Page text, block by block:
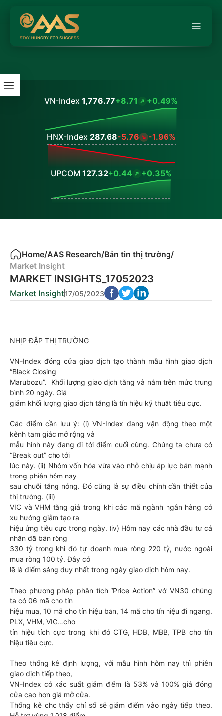
VN-Index 1,776.77+8.71 +0.49%
HNX-Index 287.68-5.76 -1.96%
UPCOM 127.32+0.44 +0.35%
Home/AAS Research/Bản tin thị trường/
Market Insight
MARKET INSIGHTS_17052023
Market Insight17/05/2023
NHỊP ĐẬP THỊ TRƯỜNG
VN-Index đóng cửa giao dịch tạo thành mẫu hình giao dịch
“Black Closing
Marubozu”. Khối lượng giao dịch tăng và nằm trên mức trung
bình 20 ngày. Giá
giảm khối lượng giao dịch tăng là tín hiệu kỹ thuật tiêu cực.
Các điểm cần lưu ý: (i) VN-Index đang vận động theo một
kênh tam giác mở rộng và
mẫu hình này đang đi tới điểm cuối cùng. Chúng ta chưa có
“Break out” cho tới
lúc này. (ii) Nhóm vốn hóa vừa vào nhỏ chịu áp lực bán mạnh
trong phiên hôm nay
sau chuỗi tăng nóng. Đó cũng là sự điều chỉnh cần thiết của
thị trường. (iii)
VIC và VHM tăng giá trong khi các mã ngành ngân hàng có
xu hướng giảm tạo ra
hiệu ứng tiêu cực trong ngày. (iv) Hôm nay các nhà đầu tư cá
nhân đã bán ròng
330 tỷ trong khi đó tự doanh mua ròng 220 tỷ, nước ngoài
mua ròng 100 tỷ. Đây có
lẽ là điểm sáng duy nhất trong ngày giao dịch hôm nay.
Theo phương pháp phân tích “Price Action” với VN30 chúng
ta có 06 mã cho tín
hiệu mua, 10 mã cho tín hiệu bán, 14 mã cho tín hiệu đi ngang.
PLX, VHM, VIC…cho
tín hiệu tích cực trong khi đó CTG, HDB, MBB, TPB cho tín
hiệu tiêu cực.
Theo thống kê định lượng, với mẫu hình hôm nay thì phiên
giao dịch tiếp theo,
VN-Index có xác suất giảm điểm là 53% và 100% giá đóng
cửa cao hơn giá mở cửa.
Thống kê cho thấy chỉ số sẽ giảm điểm vào ngày tiếp theo.